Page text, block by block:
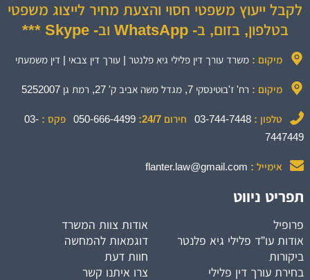
לקבל ייעוץ משפטי חסוי והצעת מחיר לייצוג משפטי
בטלפון, בזום, ב- WhatsApp וב- Skype ***
מיקום : משרד עורך דין פלילי גיא פלנטר | עורך דין צבאי | דין משמעתי
מיקום : רח' ז'בוטינסקי 7, מגדל משה אביב ק' 27, רמת גן 5252007
טלפון : 03-744-7448 חירום 24/7: 050-666-4499 פקס : 03-
7447449
אימייל : flanter.law@gmail.com
תפריט ניווט
פרופיל
אודות צוות המשרד
אודות עו”ד פלילי גיא פלנטר
דוגמאות להמחשה
ביקורות
חוות דעת
בחירת עורך דין פלילי
צרו איתנו קשר